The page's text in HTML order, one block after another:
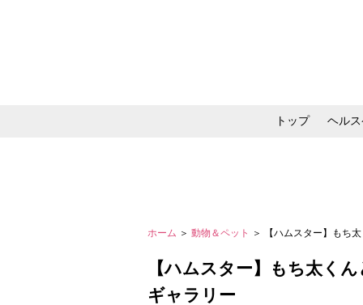
トップ ヘル
ホーム ＞ 動物＆ペット ＞ 【ハムスター】もち
【ハムスター】もち太く
ギャラリー